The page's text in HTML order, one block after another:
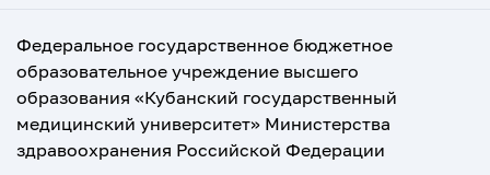
Федеральное государственное бюджетное
образовательное учреждение высшего
образования «Кубанский государственный
медицинский университет» Министерства
здравоохранения Российской Федерации